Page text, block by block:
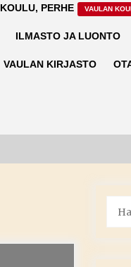
KOULU, PERHE VAULAN
ILMASTO JA LUONTO
VAULAN KIRJASTO